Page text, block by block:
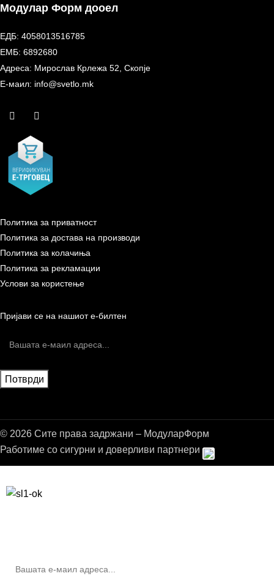
Модулар Форм дооел
ЕДБ: 4058013516785
ЕМБ: 6892680
Адреса: Мирослав Крлежа 52, Скопје
Е-маил: info@svetlo.mk
Политика за приватност
Политика за достава на производи
Политика за колачиња
Политика за рекламации
Услови за користење
Пријави се на нашиот е-билтен
© 2026 Сите права задржани – МодуларФорм
Работиме со сигурни и доверливи партнери